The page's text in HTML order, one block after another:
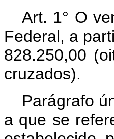
Art. 1° O
Federal, a
828.250,00
cruzados).
Parágrafo
a que se